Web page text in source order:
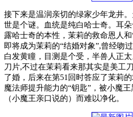
接下来是温润亲切的绿家少年龙井
世是个谜。血统是纯白哈士奇。耳
露哈士奇的本性，茉莉的救命恩人和
即将成为茉莉的“结婚对象”,曾经吻
白发黄瞳，目测是个受，半兽人正
刀片,不过在茉莉看来那其实是美工
了婚，后来在第51回时答应了茉莉
魔法师提升能力的“钥匙”，被小魔
（小魔王亲口说的）而难以净化。